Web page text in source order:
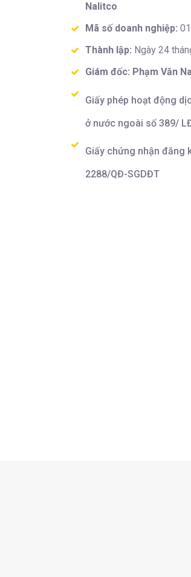
Nalitco
Mã số doanh nghiệp:
Thành lập: Ngày 24
Giám đốc: Phạm Văn
Giấy phép hoạt động
ở nước ngoài số 389/
Giấy chứng nhận đăng
2288/QĐ-SGDĐT